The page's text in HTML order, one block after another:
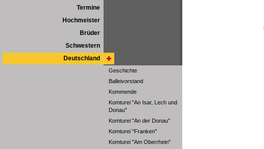
Termine
Hochmeister
Brüder
Schwestern
Deutschland
Geschichte
Balleivorstand
Kommende
Komturei "An Isar, Lech und
Donau"
Komturei "An der Donau"
Komturei "Franken"
Komturei "Am Oberrhein"